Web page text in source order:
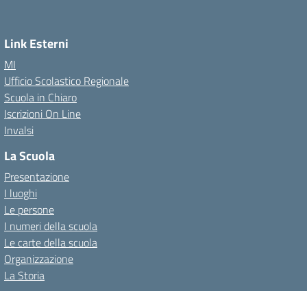
Link Esterni
MI
Ufficio Scolastico Regionale
Scuola in Chiaro
Iscrizioni On Line
Invalsi
La Scuola
Presentazione
I luoghi
Le persone
I numeri della scuola
Le carte della scuola
Organizzazione
La Storia